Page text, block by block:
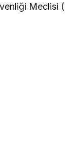
Meclisi